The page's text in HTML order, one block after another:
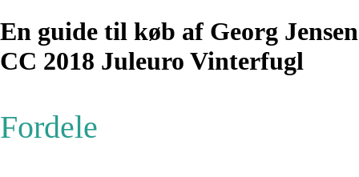
En guide til køb af Georg Jensen
CC 2018 Juleuro Vinterfugl
Fordele